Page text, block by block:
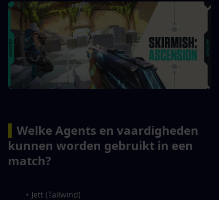
Welke Agents en vaardigheden
kunnen worden gebruikt in een
match?
Jett (Tailwind)